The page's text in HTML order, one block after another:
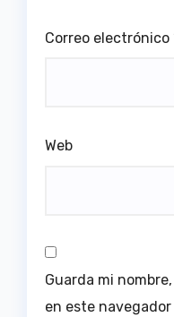
Correo electrónico
Web
Guarda mi
en este